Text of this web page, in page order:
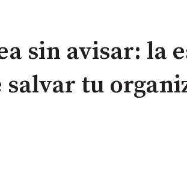
sin avisar: la
salvar tu